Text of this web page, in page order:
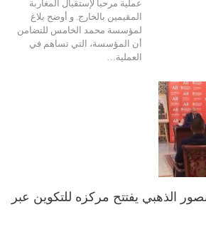
عملية مرحبا لإستقبال المغاربة
المقيمين بالخارج. و أوضح بلاغ
لمؤسسة محمد الخامس للتضامن
أن المؤسسة، التي تساهم في
العملية…
الذهبي يفتتح مركزه للتكوين عبر